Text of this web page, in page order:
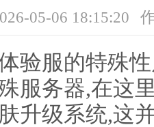
05-06 18:15:20
验服的特殊
服务器,在这
升级系统,这